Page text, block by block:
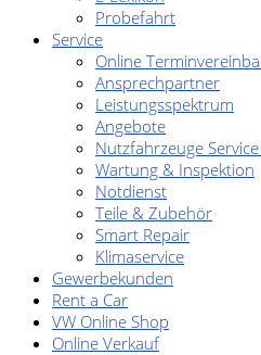
Probefahrt
Service
Online
Ansprechpartner
Leistungsspektrum
Angebote
Nutzfahrzeuge
Wartung & Inspektion
Notdienst
Teile & Zubehör
Smart Repair
Klimaservice
Gewerbekunden
Rent a Car
VW Online Shop
Online Verkauf